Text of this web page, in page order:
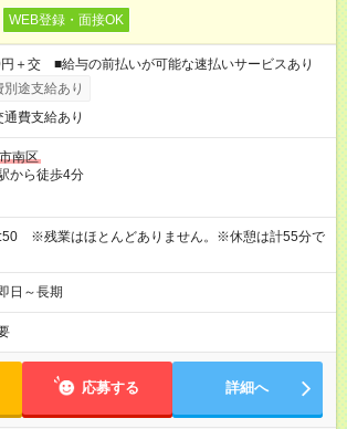
WEB登録・面接OK
＋交 ■給与の前払いが可能な速払いサービスあり
別途支給あり
通費支給あり
南区
から徒歩4分
※残業はほとんどありません。※休憩は計55分で
日～長期
応募する 詳細へ